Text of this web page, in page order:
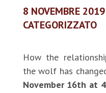
8 NOVEMBRE 2019
CATEGORIZZATO
How the
the wolf has
November 16th at